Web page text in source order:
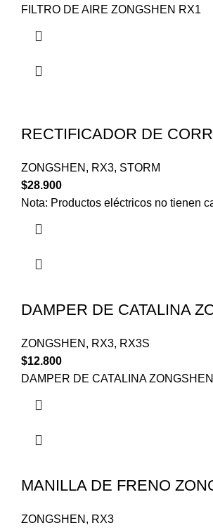
FILTRO DE AIRE ZONGSHEN RX1
RECTIFICADOR DE
ZONGSHEN , RX3, STORM
$28.900
Nota: Productos eléctricos no tienen
DAMPER DE CATALINA
ZONGSHEN , RX3, RX3S
$12.800
DAMPER DE CATALINA
MANILLA DE FRENO
ZONGSHEN , RX3